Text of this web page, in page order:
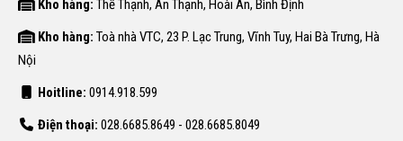
Kho hàng: Thế Thạnh, Ân Thạnh, Hoài Ân, Bình Định
Kho hàng: Toà nhà VTC, 23 P. Lạc Trung, Vĩnh Tuy, Hai Bà Trưng, Hà
Nội
Hoitline: 0914.918.599
Điện thoại: 028.6685.8649 - 028.6685.8049